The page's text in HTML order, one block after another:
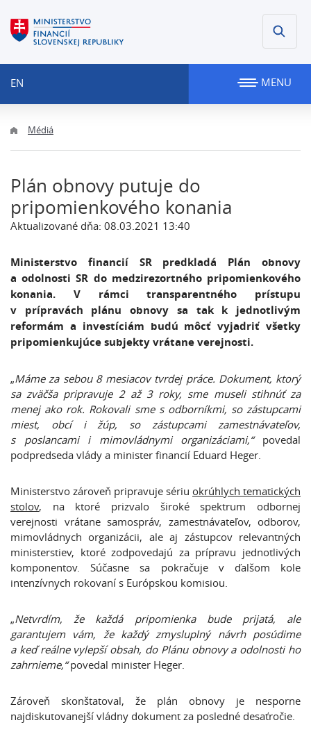
EN MENU
Médiá
Plán obnovy putuje do
pripomienkového konania
Aktualizované dňa: 08.03.2021 13:40
Ministerstvo financií SR predkladá Plán obnovy
a odolnosti SR do medzirezortného pripomienkového
konania. V rámci transparentného prístupu
v prípravách plánu obnovy sa tak k jednotlivým
reformám a investíciám budú môcť vyjadriť všetky
pripomienkujúce subjekty vrátane verejnosti.
„Máme za sebou 8 mesiacov tvrdej práce. Dokument, ktorý
sa zväčša pripravuje 2 až 3 roky, sme museli stihnúť za
menej ako rok. Rokovali sme s odborníkmi, so zástupcami
miest, obcí i žúp, so zástupcami zamestnávateľov,
s poslancami i mimovládnymi organizáciami,“povedal
podpredseda vlády a minister financií Eduard Heger.
Ministerstvo zároveň pripravuje sériu okrúhlych tematických
stolov, na ktoré prizvalo široké spektrum odbornej
verejnosti vrátane samospráv, zamestnávateľov, odborov,
mimovládnych organizácii, ale aj zástupcov relevantných
ministerstiev, ktoré zodpovedajú za prípravu jednotlivých
komponentov. Súčasne sa pokračuje v ďalšom kole
intenzívnych rokovaní s Európskou komisiou.
„Netvrdím, že každá pripomienka bude prijatá, ale
garantujem vám, že každý zmysluplný návrh posúdime
a keď reálne vylepší obsah, do Plánu obnovy a odolnosti ho
zahrnieme,“povedal minister Heger.
Zároveň skonštatoval, že plán obnovy je nesporne
najdiskutovanejší vládny dokument za posledné desaťročie.